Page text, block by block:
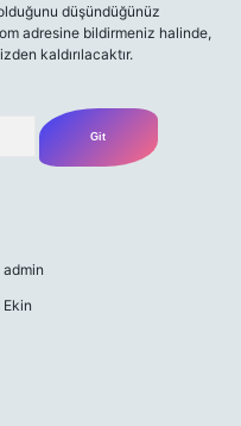
düşündüğünüz
adresine bildirmeniz halinde,
kaldırılacaktır.
admin
Ekin